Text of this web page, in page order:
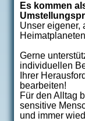
Es kommen
Unser eigener,
Gerne
individuellen
Ihrer
bearbeiten!
Für den Alltag
sensitive
und immer